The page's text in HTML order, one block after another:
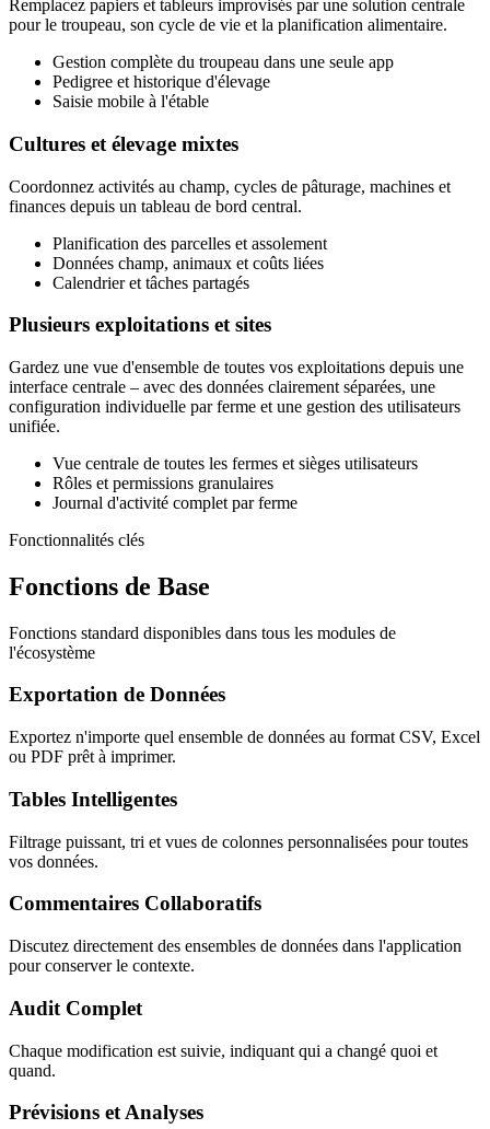
Remplacez papiers et tableurs improvisés par une solution centrale
pour le troupeau, son cycle de vie et la planification alimentaire.
Gestion complète du troupeau dans une seule app
Pedigree et historique d'élevage
Saisie mobile à l'étable
Cultures et élevage mixtes
Coordonnez activités au champ, cycles de pâturage, machines et
finances depuis un tableau de bord central.
Planification des parcelles et assolement
Données champ, animaux et coûts liées
Calendrier et tâches partagés
Plusieurs exploitations et sites
Gardez une vue d'ensemble de toutes vos exploitations depuis une
interface centrale – avec des données clairement séparées, une
configuration individuelle par ferme et une gestion des utilisateurs
unifiée.
Vue centrale de toutes les fermes et sièges utilisateurs
Rôles et permissions granulaires
Journal d'activité complet par ferme
Fonctionnalités clés
Fonctions de Base
Fonctions standard disponibles dans tous les modules de
l'écosystème
Exportation de Données
Exportez n'importe quel ensemble de données au format CSV, Excel
ou PDF prêt à imprimer.
Tables Intelligentes
Filtrage puissant, tri et vues de colonnes personnalisées pour toutes
vos données.
Commentaires Collaboratifs
Discutez directement des ensembles de données dans l'application
pour conserver le contexte.
Audit Complet
Chaque modification est suivie, indiquant qui a changé quoi et
quand.
Prévisions et Analyses